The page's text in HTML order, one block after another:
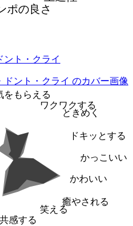
ポの良さ
ント・クライ
をもらえる
ワクワクする
ときめく
ドキッとする
かっこいい
かわいい
癒やされる
笑える
共感する